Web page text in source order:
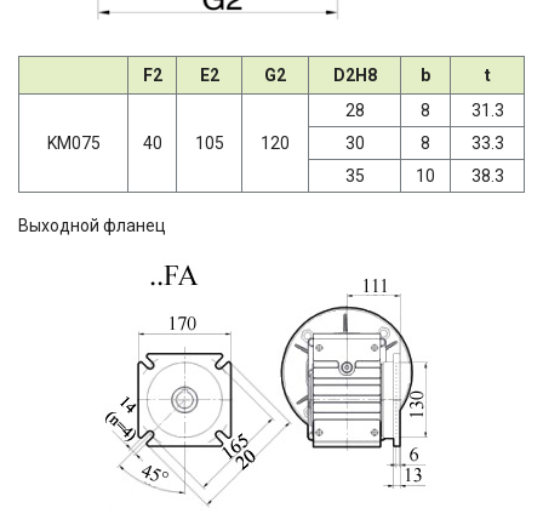
F2 E2 G2 D2H8 b t
KM075 40 105 120
28 8
31.3
30
8
33.3
35
10 38.3
Выходной фланец